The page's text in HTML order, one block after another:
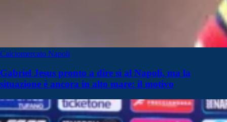
Calciomercato Napoli
Gabriel Jesus pronto a dire sì al Napoli, ma la
situazione è ancora in alto mare: il motivo